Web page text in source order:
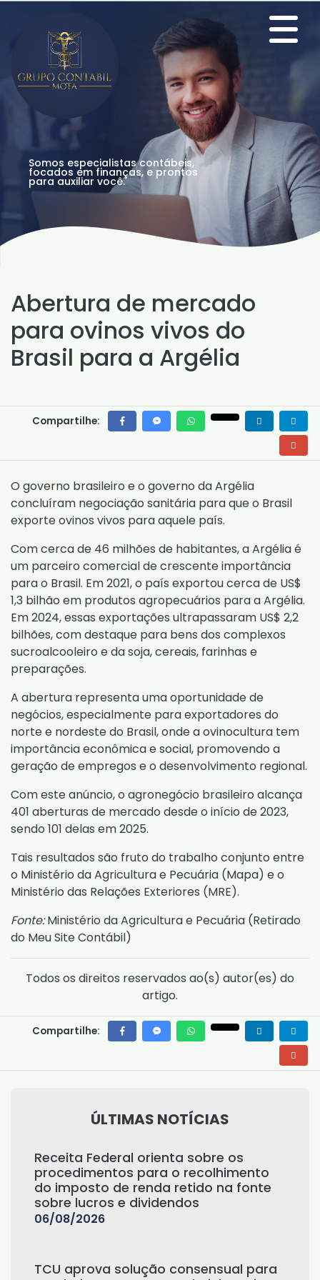
Somos especialistas contábeis,
focados em finanças, e prontos
para auxiliar você.
Abertura de mercado
para ovinos vivos do
Brasil para a Argélia
Compartilhe:
O governo brasileiro e o governo da Argélia
concluíram negociação sanitária para que o Brasil
exporte ovinos vivos para aquele país.
Com cerca de 46 milhões de habitantes, a Argélia é
um parceiro comercial de crescente importância
para o Brasil. Em 2021, o país exportou cerca de US$
1,3 bilhão em produtos agropecuários para a Argélia.
Em 2024, essas exportações ultrapassaram US$ 2,2
bilhões, com destaque para bens dos complexos
sucroalcooleiro e da soja, cereais, farinhas e
preparações.
A abertura representa uma oportunidade de
negócios, especialmente para exportadores do
norte e nordeste do Brasil, onde a ovinocultura tem
importância econômica e social, promovendo a
geração de empregos e o desenvolvimento regional.
Com este anúncio, o agronegócio brasileiro alcança
401 aberturas de mercado desde o início de 2023,
sendo 101 delas em 2025.
Tais resultados são fruto do trabalho conjunto entre
o Ministério da Agricultura e Pecuária (Mapa) e o
Ministério das Relações Exteriores (MRE).
Fonte:Ministério da Agricultura e Pecuária (Retirado
do Meu Site Contábil)
Todos os direitos reservados ao(s) autor(es) do
artigo.
Compartilhe:
ÚLTIMAS NOTÍCIAS
Receita Federal orienta sobre os
procedimentos para o recolhimento
do imposto de renda retido na fonte
sobre lucros e dividendos
06/08/2026
TCU aprova solução consensual para